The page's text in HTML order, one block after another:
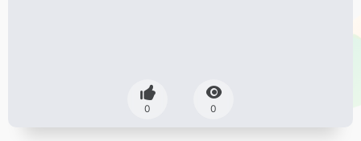
0 0